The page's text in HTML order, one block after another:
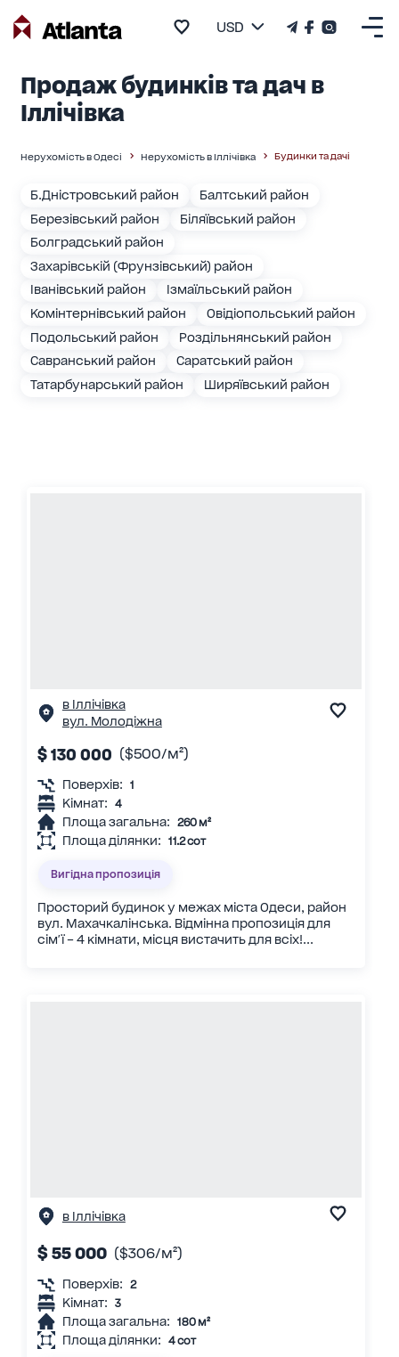
USD
Продаж будинків та дач в
Іллічівка
Нерухомість в Одесі Нерухомість в Іллічівка Будинки та дачі
Б.Дністровський район
Балтський район
Березівський район
Біляївський район
Болградський район
Захарівській (Фрунзівський) район
Іванівський район
Ізмаїльський район
Комінтернівський район
Овідіопольський район
Подольський район
Роздільнянський район
Савранський район
Саратський район
Татарбунарський район
Ширяївський район
в Іллічівка
вул. Молодіжна
$ 130 000 ($500/м²)
Поверхів: 1
Кімнат: 4
Площа загальна: 260 м²
Площа ділянки: 11.2 сот
Вигідна пропозиція
Просторий будинок у межах міста Одеси, район
вул. Махачкалінська. Відмінна пропозиція для
сім'ї – 4 кімнати, місця вистачить для всіх!...
в Іллічівка
$ 55 000 ($306/м²)
Поверхів: 2
Кімнат: 3
Площа загальна: 180 м²
Площа ділянки: 4 сот